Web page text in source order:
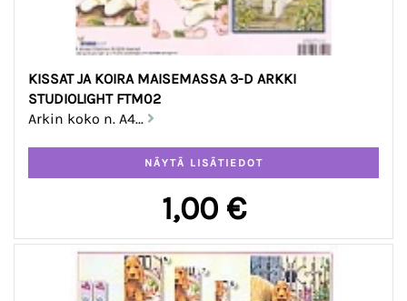
KISSAT JA KOIRA MAISEMASSA 3-D ARKKI
STUDIOLIGHT FTM02
Arkin koko n. A4...
1,00 €